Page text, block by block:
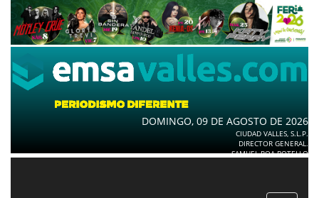
DOMINGO, 09 DE AGOSTO DE 2026
CIUDAD VALLES, S.L.P.
DIRECTOR GENERAL.
SAMUEL ROA BOTELLO